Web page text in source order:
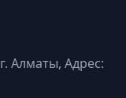
Алматы, Адрес: